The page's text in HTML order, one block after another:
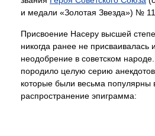
и медали «Золотая Звезда») №
Присвоение Насеру высшей
никогда ранее не присваивалась
неодобрение в советском
породило целую серию
которые были весьма популярны
распространение эпиграмма: